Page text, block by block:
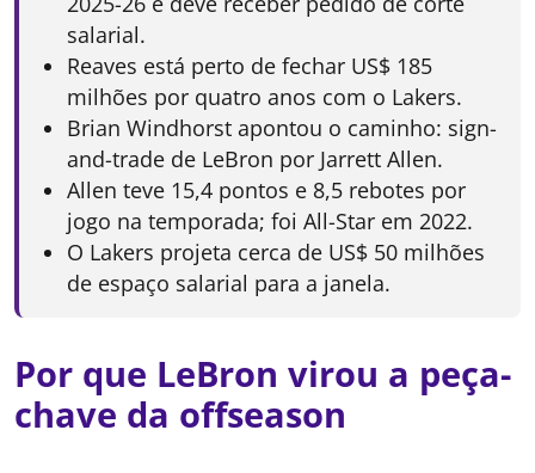
salarial.
Reaves está perto de fechar US$ 185
milhões por quatro anos com o Lakers.
Brian Windhorst apontou o caminho: sign-
and-trade de LeBron por Jarrett Allen.
Allen teve 15,4 pontos e 8,5 rebotes por
jogo na temporada; foi All-Star em 2022.
O Lakers projeta cerca de US$ 50 milhões
de espaço salarial para a janela.
Por que LeBron virou a peça-
chave da offseason